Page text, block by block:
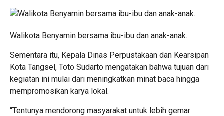
Walikota Benyamin bersama ibu-ibu dan anak-anak.
Sementara itu, Kepala Dinas Perpustakaan dan Kearsipan
Kota Tangsel, Toto Sudarto mengatakan bahwa tujuan dari
kegiatan ini mulai dari meningkatkan minat baca hingga
mempromosikan karya lokal.
“Tentunya mendorong masyarakat untuk lebih gemar